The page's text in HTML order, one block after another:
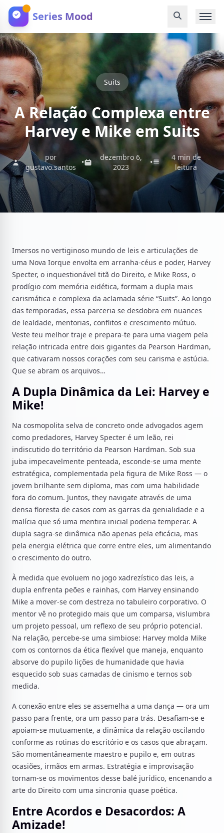
Series Mood
Suits
A Relação Complexa entre
Harvey e Mike em Suits
por
gustavo.santos
•
dezembro 6,
2023
•
4 min de
leitura
Imersos no vertiginoso mundo de leis e articulações de
uma Nova Iorque envolta em arranha-céus e poder, Harvey
Specter, o inquestionável titã do Direito, e Mike Ross, o
prodígio com memória eidética, formam a dupla mais
carismática e complexa da aclamada série “Suits”. Ao longo
das temporadas, essa parceria se desdobra em nuances
de lealdade, mentorias, conflitos e crescimento mútuo.
Veste teu melhor traje e prepara-te para uma viagem pela
relação intricada entre dois gigantes da Pearson Hardman,
que cativaram nossos corações com seu carisma e astúcia.
Que se abram os arquivos…
A Dupla Dinâmica da Lei: Harvey e
Mike!
Na cosmopolita selva de concreto onde advogados agem
como predadores, Harvey Specter é um leão, rei
indiscutido do território da Pearson Hardman. Sob sua
juba impecavelmente penteada, esconde-se uma mente
estratégica, complementada pela figura de Mike Ross — o
jovem brilhante sem diploma, mas com uma habilidade
fora do comum. Juntos, they navigate através de uma
densa floresta de casos com as garras da genialidade e a
malícia que só uma mentira inicial poderia temperar. A
dupla sagra-se dinâmica não apenas pela eficácia, mas
pela energia elétrica que corre entre eles, um alimentando
o crescimento do outro.
À medida que evoluem no jogo xadrezístico das leis, a
dupla enfrenta peões e rainhas, com Harvey ensinando
Mike a mover-se com destreza no tabuleiro corporativo. O
mentor vê no protegido mais que um comparsa, vislumbra
um projeto pessoal, um reflexo de seu próprio potencial.
Na relação, percebe-se uma simbiose: Harvey molda Mike
com os contornos da ética flexível que maneja, enquanto
absorve do pupilo lições de humanidade que havia
esquecido sob suas camadas de cinismo e ternos sob
medida.
A conexão entre eles se assemelha a uma dança — ora um
passo para frente, ora um passo para trás. Desafiam-se e
apoiam-se mutuamente, a dinâmica da relação oscilando
conforme as rotinas do escritório e os casos que abraçam.
São momentâneamente maestro e pupilo e, em outras
ocasiões, irmãos em armas. Estratégia e improvisação
tornam-se os movimentos desse balé jurídico, encenando a
arte do Direito com uma sincronia quase poética.
Entre Acordos e Desacordos: A
Amizade!